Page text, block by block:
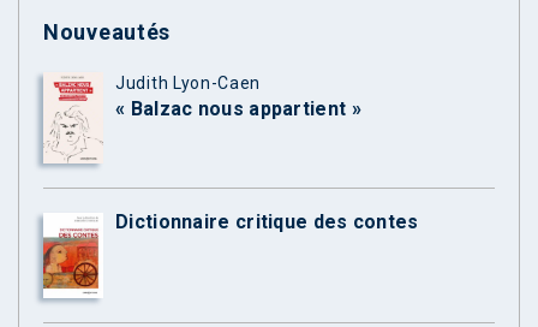
Nouveautés
Judith Lyon-Caen
« Balzac nous appartient »
Dictionnaire critique des contes